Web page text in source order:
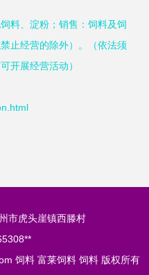
料、淀粉；销售：饲料及饲
止经营的除外）。（依法须
开展经营活动）
市虎头崖镇西滕村
饲料 富莱饲料 饲料版权所有